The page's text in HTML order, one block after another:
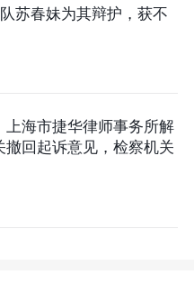
苏春妹为其辩护，获不
海市捷华律师事务所解
回起诉意见，检察机关